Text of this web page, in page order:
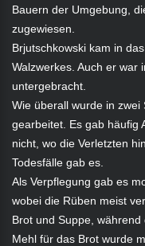
Bauern der Umgebung,
zugewiesen.
Brjutschkowski kam in
Walzwerkes. Auch er war
untergebracht.
Wie überall wurde in zwei
gearbeitet. Es gab häufig
nicht, wo die Verletzten
Todesfälle gab es.
Als Verpflegung gab es
wobei die Rüben meist
Brot und Suppe,
Mehl für das Brot wurde